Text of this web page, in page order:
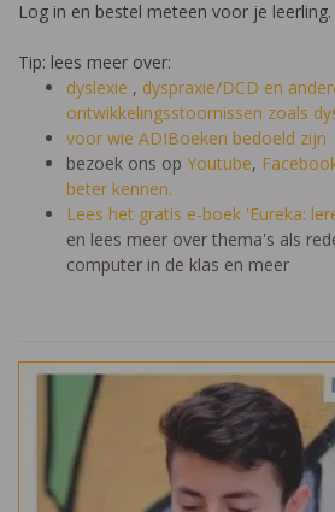
Log in en bestel meteen voor je leerling.
Tip: lees meer over:
dyslexie , dyspraxie/DCD en
ontwikkelingsstoornissen zoals
voor wie ADIBoeken bedoeld zijn
bezoek ons op Youtube,
beter kennen.
Lees het gratis e-boek 'Eureka:
en lees meer over thema's als
computer in de klas en meer